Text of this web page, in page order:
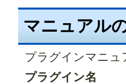
マニュアル
プラグインマニュ
プラグイン名